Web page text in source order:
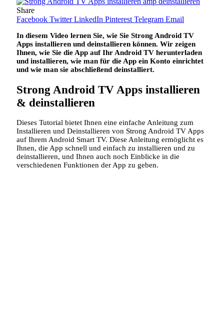
Share
Facebook Twitter LinkedIn Pinterest Telegram Email
In diesem Video lernen Sie, wie Sie Strong Android TV
Apps installieren und deinstallieren können. Wir zeigen
Ihnen, wie Sie die App auf Ihr Android TV herunterladen
und installieren, wie man für die App ein Konto einrichtet
und wie man sie abschließend deinstalliert.
Strong Android TV Apps installieren
& deinstallieren
Dieses Tutorial bietet Ihnen eine einfache Anleitung zum
Installieren und Deinstallieren von Strong Android TV Apps
auf Ihrem Android Smart TV. Diese Anleitung ermöglicht es
Ihnen, die App schnell und einfach zu installieren und zu
deinstallieren, und Ihnen auch noch Einblicke in die
verschiedenen Funktionen der App zu geben.